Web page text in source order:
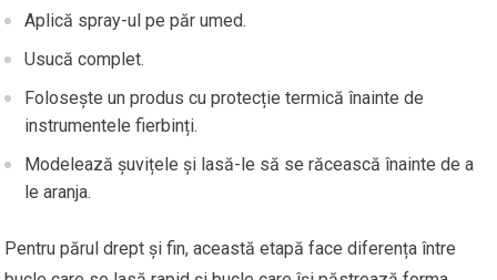
Aplică spray-ul pe păr umed.
Usucă complet.
Folosește un produs cu protecție termică înainte de
instrumentele fierbinți.
Modelează șuvițele și lasă-le să se răcească înainte de a
le aranja.
Pentru părul drept și fin, această etapă face diferența între